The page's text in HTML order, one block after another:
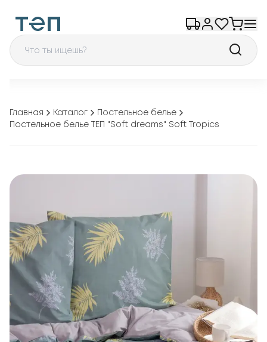
Главная Каталог
Постельное белье
Постельное белье ТЕП "Soft dreams" Soft Tropics